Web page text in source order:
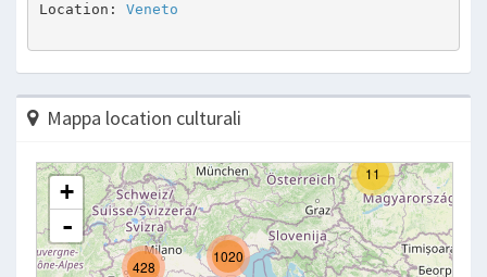
Location: Veneto
Mappa location culturali